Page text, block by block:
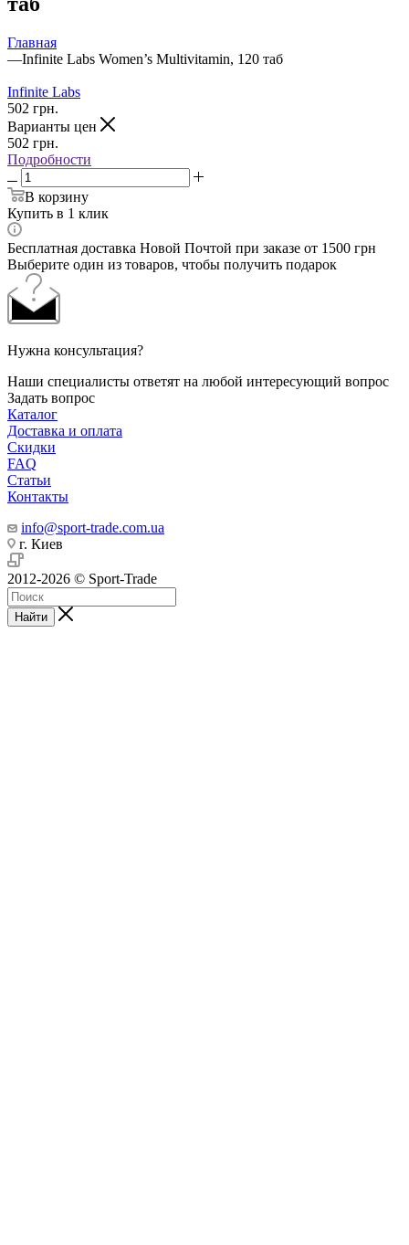
Главная
—Infinite Labs Women’s Multivitamin, 120 таб
Infinite Labs
502 грн.
Варианты цен
502 грн.
Подробности
В корзину
Купить в 1 клик
Бесплатная доставка Новой Почтой при заказе от 1500 грн
Выберите один из товаров, чтобы получить подарок
Нужна консультация?
Наши специалисты ответят на любой интересующий вопрос
Задать вопрос
Каталог
Доставка и оплата
Скидки
FAQ
Статьи
Контакты
info@sport-trade.com.ua
г. Киев
2012-2026 © Sport-Trade
Найти